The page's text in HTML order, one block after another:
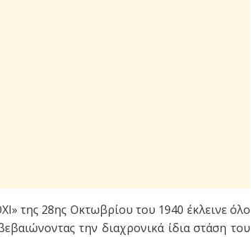
της 28ης Οκτωβρίου του 1940 έκλεινε όλο
την διαχρονικά ίδια στάση του